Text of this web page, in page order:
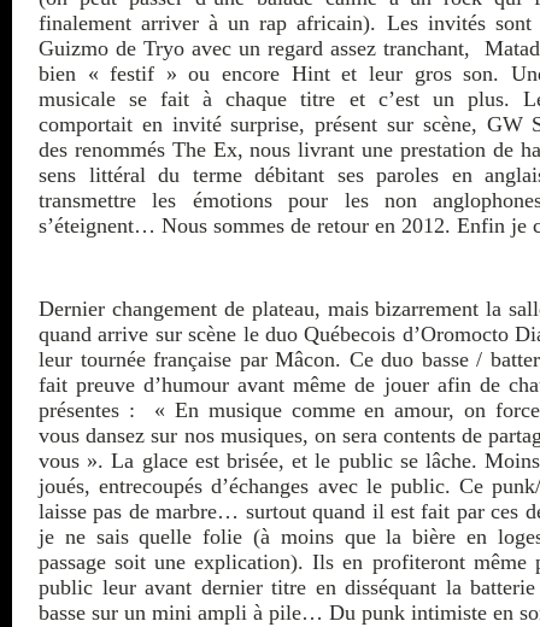
finalement arriver à un rap africain). Les invités
Guizmo de Tryo avec un regard assez tranchant,
bien « festif » ou encore Hint et leur gros son.
musicale se fait à chaque titre et c’est un plus.
comportait en invité surprise, présent sur scène, GW
des renommés The Ex, nous livrant une prestation de
sens littéral du terme débitant ses paroles en
transmettre les émotions pour les non
s’éteignent… Nous sommes de retour en 2012. Enfin je
Dernier changement de plateau, mais bizarrement la
quand arrive sur scène le duo Québecois d’Oromocto
leur tournée française par Mâcon. Ce duo basse /
fait preuve d’humour avant même de jouer afin de
présentes : « En musique comme en amour, on
vous dansez sur nos musiques, on sera contents de
vous ». La glace est brisée, et le public se lâche.
joués, entrecoupés d’échanges avec le public. Ce
laisse pas de marbre… surtout quand il est fait par ces
je ne sais quelle folie (à moins que la bière en
passage soit une explication). Ils en profiteront même
public leur avant dernier titre en disséquant la
basse sur un mini ampli à pile… Du punk intimiste en